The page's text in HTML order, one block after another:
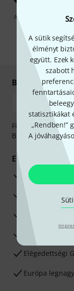
A sütik
élményt
együtt. Ezek
szabott
statisztikákat
„Rendben!”
A
A "Bejelentkezés"
önnek
Biztonságos
Fizessen
Betéti- vagy
Előnyök
3 éves
30 napos
Hozzáértők
Elégedettségi
Európa